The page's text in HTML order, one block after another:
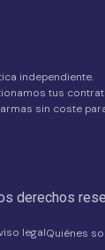
independiente.
tus
sin coste
derechos
legalQuiénes